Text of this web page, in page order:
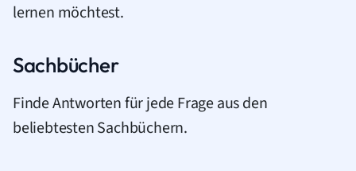
lernen möchtest.
Sachbücher
Finde Antworten für jede Frage aus den
beliebtesten Sachbüchern.